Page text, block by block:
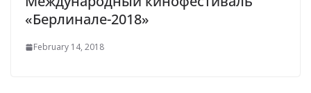
«Берлинале-2018»
February 14, 2018